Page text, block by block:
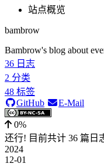
站点概览
bambrow
Bambrow's blog about
36 日志
2 分类
48 标签
GitHub
E-Mail
0%
还行! 目前共计 36 篇日
2024
12-01